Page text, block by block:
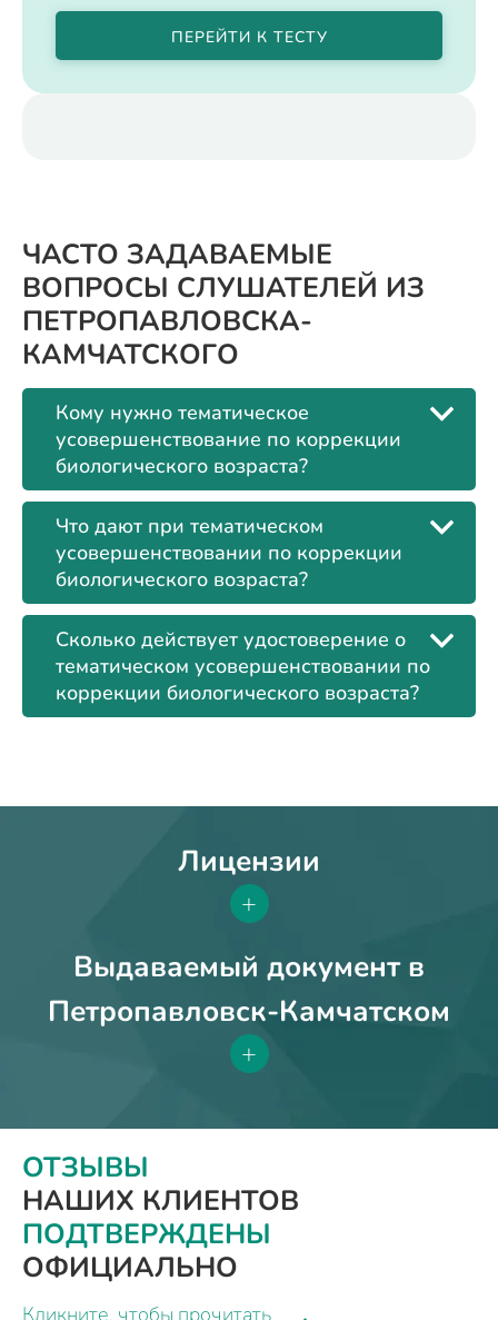
ПЕРЕЙТИ К ТЕСТУ
ЧАСТО ЗАДАВАЕМЫЕ
ВОПРОСЫ СЛУШАТЕЛЕЙ ИЗ
ПЕТРОПАВЛОВСКА-
КАМЧАТСКОГО
Кому нужно тематическое
усовершенствование по коррекции
биологического возраста?
Что дают при тематическом
усовершенствовании по коррекции
биологического возраста?
Сколько действует удостоверение о
тематическом усовершенствовании по
коррекции биологического возраста?
Лицензии
+
Выдаваемый документ в
Петропавловск-Камчатском
+
ОТЗЫВЫ
НАШИХ КЛИЕНТОВ
ПОДТВЕРЖДЕНЫ
ОФИЦИАЛЬНО
Кликните, чтобы прочитать